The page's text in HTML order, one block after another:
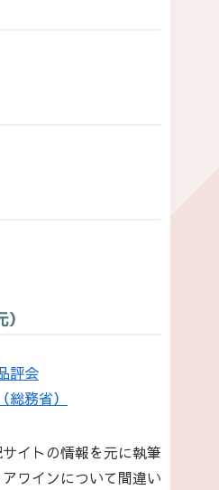
評会
総務省）
イトの情報を元に執筆
ワインについて間違い